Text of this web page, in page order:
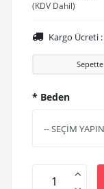
(KDV Dahil)
Kargo Ücreti :
Sepette
* Beden